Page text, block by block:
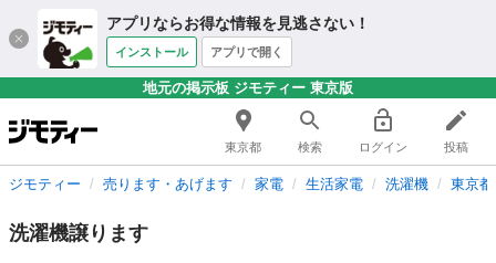
アプリならお得な情報を見逃さない！
インストール アプリで開く
地元の掲示板 ジモティー 東京版
東京都 検索 ログイン 投稿
ジモティー 売ります・あげます 家電 生活家電 洗濯機 東京
洗濯機譲ります